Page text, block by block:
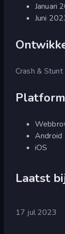
Januari
Juni
Crash &
Android
iOS
Laatst
17 jul 2023